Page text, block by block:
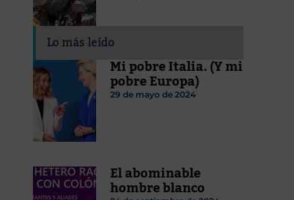
Lo más leído
Mi pobre Italia. (Y mi
pobre Europa)
29 de mayo de 2024
El abominable
hombre blanco